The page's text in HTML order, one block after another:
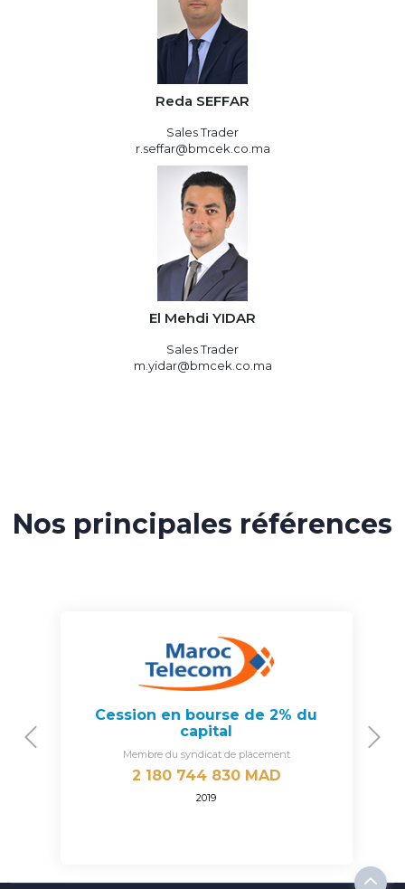
Reda SEFFAR
Sales Trader
r.seffar@bmcek.co.ma
El Mehdi YIDAR
Sales Trader
m.yidar@bmcek.co.ma
Nos principales références
Cession en bourse de 2% du
capital
Membre du syndicat de placement
2 180 744 830 MAD
2019
Previous